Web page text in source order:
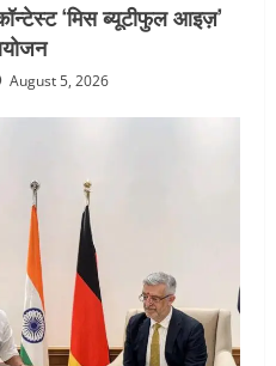
‘मिस ब्यूटीफुल आइज़’
August 5, 2026